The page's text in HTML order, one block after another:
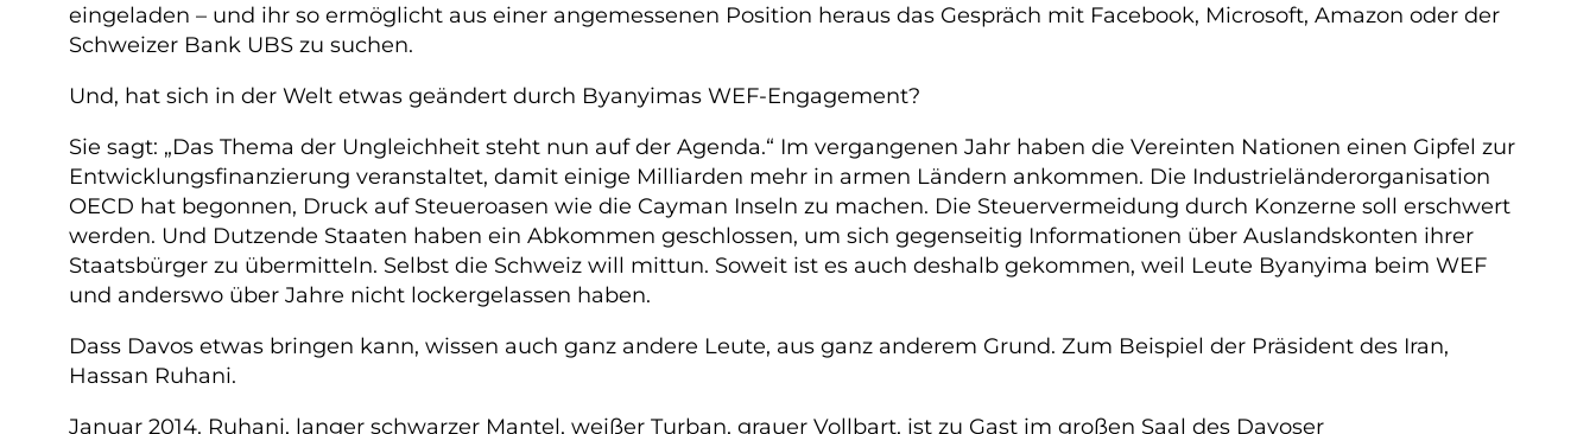
eingeladen – und ihr so ermöglicht aus einer angemessenen Position heraus das Gespräch mit Facebook, Microsoft, Amazon oder der
Schweizer Bank UBS zu suchen.
Und, hat sich in der Welt etwas geändert durch Byanyimas WEF-Engagement?
Sie sagt: „Das Thema der Ungleichheit steht nun auf der Agenda.“ Im vergangenen Jahr haben die Vereinten Nationen einen Gipfel zur
Entwicklungsfinanzierung veranstaltet, damit einige Milliarden mehr in armen Ländern ankommen. Die Industrieländerorganisation
OECD hat begonnen, Druck auf Steueroasen wie die Cayman Inseln zu machen. Die Steuervermeidung durch Konzerne soll erschwert
werden. Und Dutzende Staaten haben ein Abkommen geschlossen, um sich gegenseitig Informationen über Auslandskonten ihrer
Staatsbürger zu übermitteln. Selbst die Schweiz will mittun. Soweit ist es auch deshalb gekommen, weil Leute Byanyima beim WEF
und anderswo über Jahre nicht lockergelassen haben.
Dass Davos etwas bringen kann, wissen auch ganz andere Leute, aus ganz anderem Grund. Zum Beispiel der Präsident des Iran,
Hassan Ruhani.
Januar 2014. Ruhani, langer schwarzer Mantel, weißer Turban, grauer Vollbart, ist zu Gast im großen Saal des Davoser